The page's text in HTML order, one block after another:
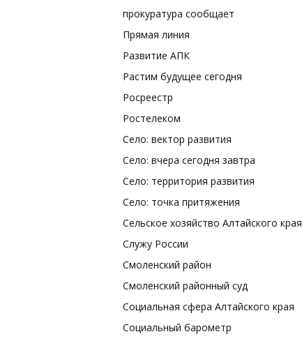
прокуратура сообщает
Прямая линия
Развитие АПК
Растим будущее сегодня
Росреестр
Ростелеком
Село: вектор развития
Село: вчера сегодня завтра
Село: территория развития
Село: точка притяжения
Сельское хозяйство Алтайского края
Служу России
Смоленский район
Смоленский районный суд
Социальная сфера Алтайского края
Социальный барометр